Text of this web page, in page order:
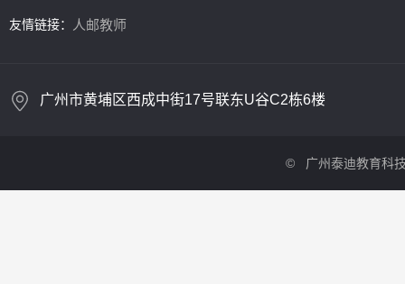
友情链接： 人邮教师
广州市黄埔区西成中街17号联东U谷C2栋6楼
© 广州泰迪教育科